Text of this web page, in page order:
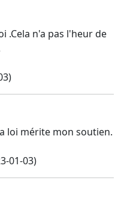
.Cela n'a pas l'heur de
loi mérite mon soutien.
01-03)